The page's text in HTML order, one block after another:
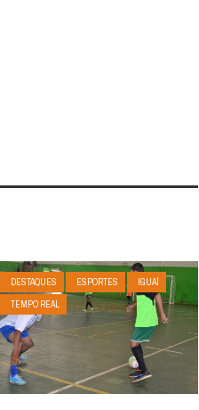
DESTAQUES ESPORTES
IGUAÍ
TEMPO REAL